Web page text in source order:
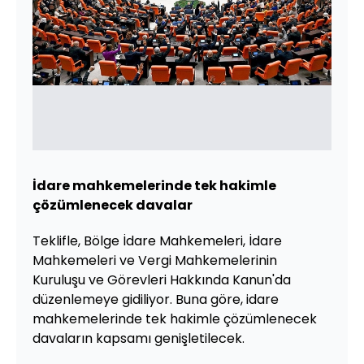
İdare mahkemelerinde tek hakimle
çözümlenecek davalar
Teklifle, Bölge İdare Mahkemeleri, İdare
Mahkemeleri ve Vergi Mahkemelerinin
Kuruluşu ve Görevleri Hakkında Kanun'da
düzenlemeye gidiliyor. Buna göre, idare
mahkemelerinde tek hakimle çözümlenecek
davaların kapsamı genişletilecek.